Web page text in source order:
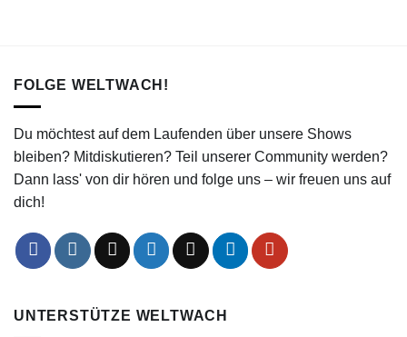
FOLGE WELTWACH!
Du möchtest auf dem Laufenden über unsere Shows
bleiben? Mitdiskutieren? Teil unserer Community werden?
Dann lass' von dir hören und folge uns – wir freuen uns auf
dich!
UNTERSTÜTZE WELTWACH